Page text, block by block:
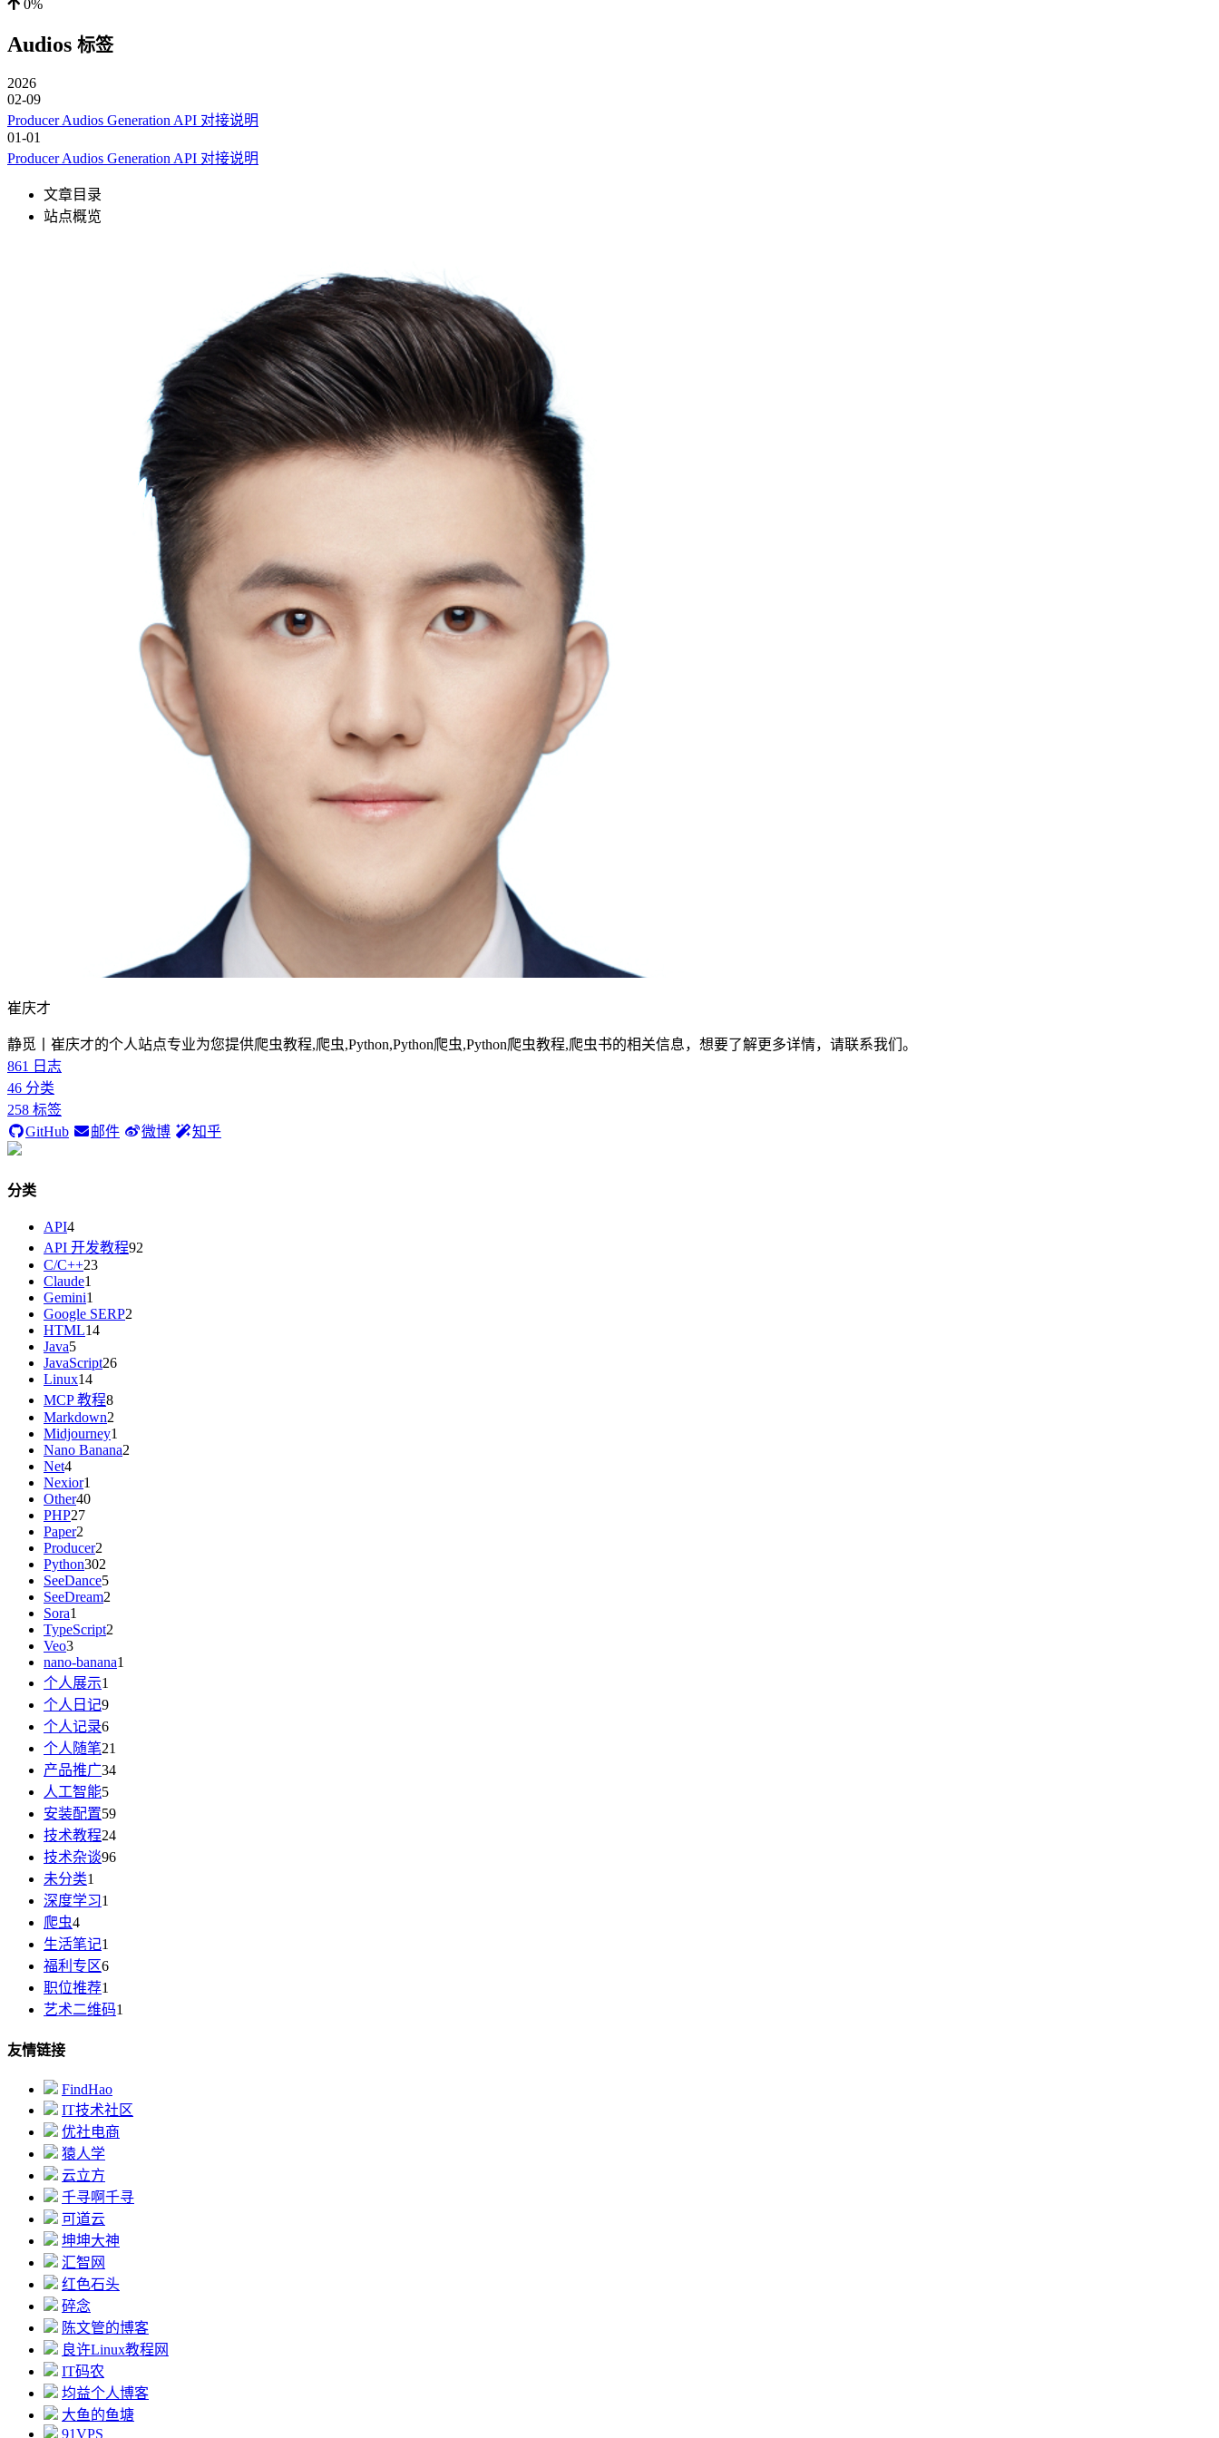
0%
Audios 标签
2026
02-09
Producer Audios Generation API 对接说明
01-01
Producer Audios Generation API 对接说明
文章目录
站点概览
崔庆才
静觅丨崔庆才的个人站点专业为您提供爬虫教程,爬虫,Python,Python爬虫,Python爬虫教程,爬虫书的相关信息，想要了解更多详情，请联系我们。
861
日志
46 分类
258 标签
GitHub
邮件 微博 知乎
分类
API4
API 开发教程92
C/C++23
Claude1
Gemini1
Google SERP2
HTML14
Java5
JavaScript26
Linux14
MCP 教程8
Markdown2
Midjourney1
Nano Banana2
Net4
Nexior1
Other40
PHP27
Paper2
Producer2
Python302
SeeDance5
SeeDream2
Sora1
TypeScript2
Veo3
nano-banana1
个人展示1
个人日记9
个人记录6
个人随笔21
产品推广34
人工智能5
安装配置59
技术教程24
技术杂谈96
未分类1
深度学习1
爬虫4
生活笔记1
福利专区6
职位推荐1
艺术二维码1
友情链接
FindHao
IT技术社区
优社电商
猿人学
云立方
千寻啊千寻
可道云
坤坤大神
汇智网
红色石头
碎念
陈文管的博客
良许Linux教程网
IT码农
均益个人博客
大鱼的鱼塘
91VPS